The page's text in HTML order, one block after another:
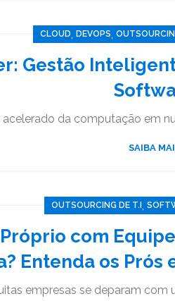
CLOUD ,DEVOPS ,
Gestão
da computação em
SAIBA
OUTSOURCING DE T.I ,
com
Entenda os Prós
empresas se deparam com